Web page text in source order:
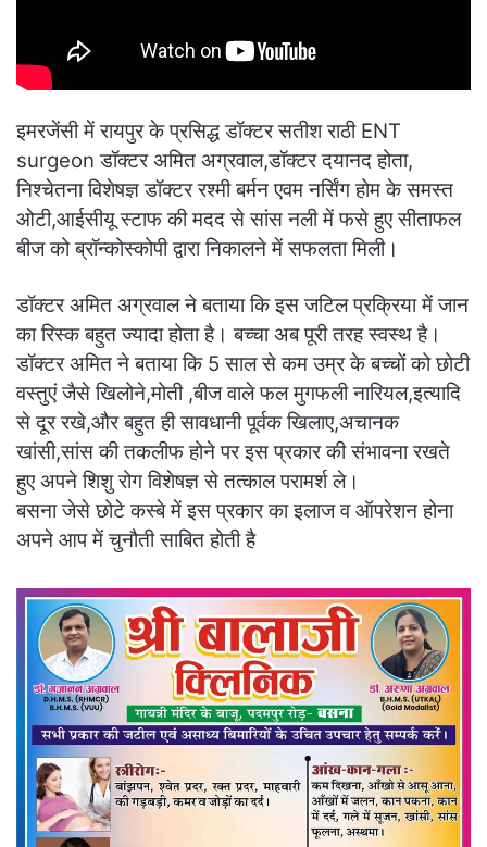
इमरजेंसी में रायपुर के प्रसिद्ध डॉक्टर सतीश राठी ENT
surgeon डॉक्टर अमित अग्रवाल,डॉक्टर दयानद होता,
निश्चेतना विशेषज्ञ डॉक्टर रश्मी बर्मन एवम नर्सिंग होम के समस्त
ओटी,आईसीयू स्टाफ की मदद से सांस नली में फसे हुए सीताफल
बीज को ब्रॉन्कोस्कोपी द्वारा निकालने में सफलता मिली।
डॉक्टर अमित अग्रवाल ने बताया कि इस जटिल प्रक्रिया में जान
का रिस्क बहुत ज्यादा होता है। बच्चा अब पूरी तरह स्वस्थ है।
डॉक्टर अमित ने बताया कि 5 साल से कम उम्र के बच्चों को छोटी
वस्तुएं जैसे खिलोने,मोती ,बीज वाले फल मुगफली नारियल,इत्यादि
से दूर रखे,और बहुत ही सावधानी पूर्वक खिलाए,अचानक
खांसी,सांस की तकलीफ होने पर इस प्रकार की संभावना रखते
हुए अपने शिशु रोग विशेषज्ञ से तत्काल परामर्श ले।
बसना जेसे छोटे कस्बे में इस प्रकार का इलाज व ऑपरेशन होना
अपने आप में चुनौती साबित होती है